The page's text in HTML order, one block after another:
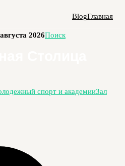
BlogГлавная
2026Поиск
спорт и академииЗал